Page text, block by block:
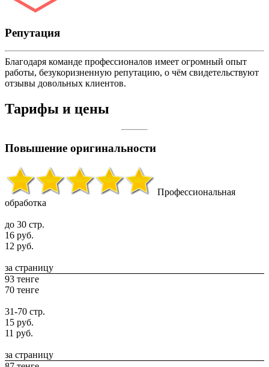
Репутация
Благодаря команде профессионалов имеет огромный опыт
работы, безукоризненную репутацию, о чём свидетельствуют
отзывы довольных клиентов.
Тарифы и цены
Повышение оригинальности
Профессиональная
обработка
до 30 стр.
16 руб.
12 руб.
за страницу
93 тенге
70 тенге
31-70 стр.
15 руб.
11 руб.
за страницу